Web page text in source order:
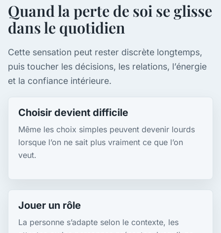
Quand la perte de soi se glisse
dans le quotidien
Cette sensation peut rester discrète longtemps,
puis toucher les décisions, les relations, l’énergie
et la confiance intérieure.
Choisir devient difficile
Même les choix simples peuvent devenir lourds
lorsque l’on ne sait plus vraiment ce que l’on
veut.
Jouer un rôle
La personne s’adapte selon le contexte, les